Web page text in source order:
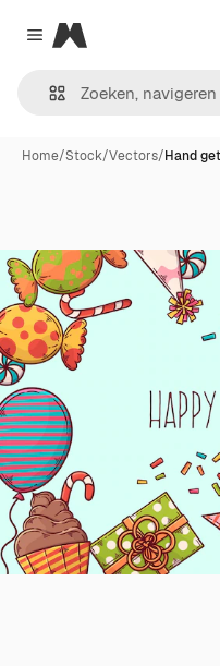
Close menu
Magnific
Home/Stock/Vectors/Hand